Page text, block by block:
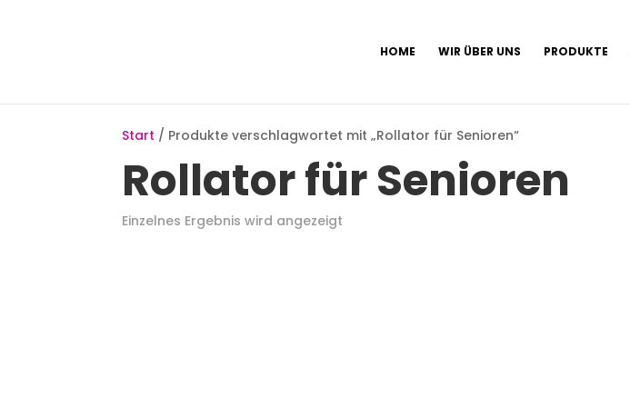
HOME WIR ÜBER UNS PRODUKTE
Start / Produkte verschlagwortet mit „Rollator für Senioren“
Rollator für Senioren
Einzelnes Ergebnis wird angezeigt